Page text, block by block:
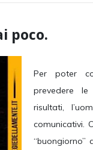
poco.
Per poter
prevedere
risultati,
comunicativi.